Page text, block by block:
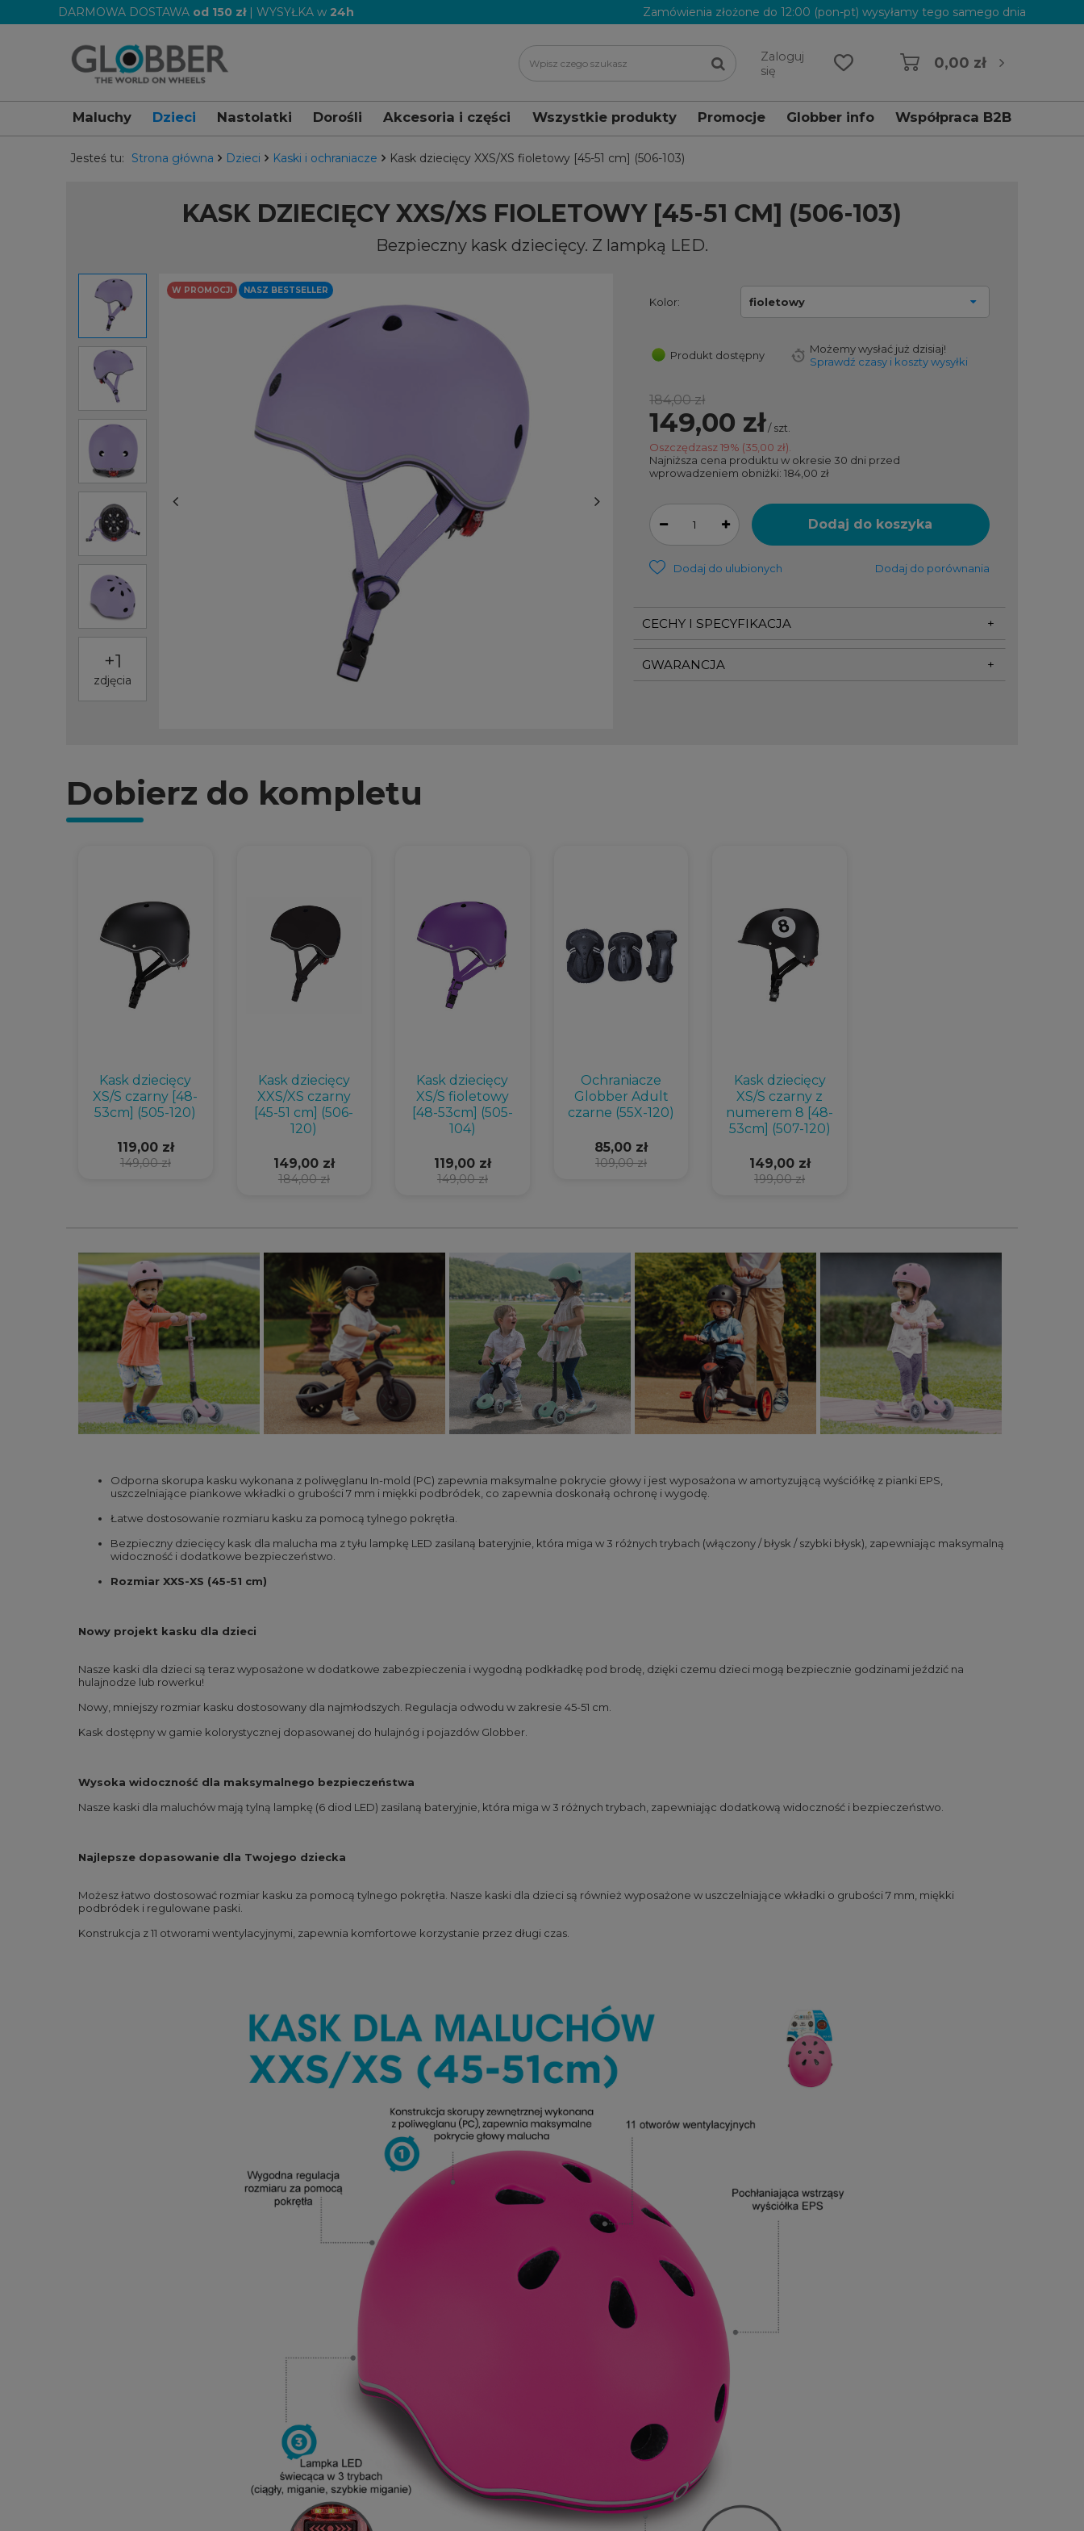
DARMOWA DOSTAWA od 150 zł| WYSYŁKA w 24h Zamówienia złożone do 12:00 (pon-pt) wysyłamy tego samego dnia
Zaloguj
się
0,00 zł
Maluchy Dzieci Nastolatki Dorośli Akcesoria i części Wszystkie produkty Promocje Globber info Współpraca B2B
Jesteś tu: Strona główna Dzieci Kaski i ochraniacze Kask dziecięcy XXS/XS fioletowy [45-51 cm] (506-103)
KASK DZIECIĘCY XXS/XS FIOLETOWY [45-51 CM] (506-103)
Bezpieczny kask dziecięcy. Z lampką LED.
+1
zdjęcia
W PROMOCJI NASZ BESTSELLER
Kolor: fioletowy
Produkt dostępny Możemy wysłać już dzisiaj!
Sprawdź czasy i koszty wysyłki
184,00 zł
149,00 zł/szt.
Oszczędzasz19% (35,00 zł).
Najniższa cena produktu w okresie 30 dni przed
wprowadzeniem obniżki:184,00 zł
Dodaj do koszyka
Dodaj do ulubionych Dodaj do porównania
CECHY I SPECYFIKACJA
GWARANCJA
Dobierz do kompletu
Kask dziecięcy
XS/S czarny [48-
53cm] (505-120)
149,00 zł
119,00 zł
Kask dziecięcy
XXS/XS czarny
[45-51 cm] (506-
120)
184,00 zł
149,00 zł
Kask dziecięcy
XS/S fioletowy
[48-53cm] (505-
104)
149,00 zł
119,00 zł
Ochraniacze
Globber Adult
czarne (55X-120)
109,00 zł
85,00 zł
Kask dziecięcy
XS/S czarny z
numerem 8 [48-
53cm] (507-120)
199,00 zł
149,00 zł
Odporna skorupa kasku wykonana z poliwęglanu In-mold (PC) zapewnia maksymalne pokrycie głowy i jest wyposażona w amortyzującą wyściółkę z pianki EPS,
uszczelniające piankowe wkładki o grubości 7 mm i miękki podbródek, co zapewnia doskonałą ochronę i wygodę.
Łatwe dostosowanie rozmiaru kasku za pomocą tylnego pokrętła.
Bezpieczny dziecięcy kask dla malucha ma z tyłu lampkę LED zasilaną bateryjnie, która miga w 3 różnych trybach (włączony / błysk / szybki błysk), zapewniając maksymalną
widoczność i dodatkowe bezpieczeństwo.
Rozmiar XXS-XS (45-51 cm)
Nowy projekt kasku dla dzieci
Nasze kaski dla dzieci są teraz wyposażone w dodatkowe zabezpieczenia i wygodną podkładkę pod brodę, dzięki czemu dzieci mogą bezpiecznie godzinami jeździć na
hulajnodze lub rowerku!
Nowy, mniejszy rozmiar kasku dostosowany dla najmłodszych. Regulacja odwodu w zakresie 45-51 cm.
Kask dostępny w gamie kolorystycznej dopasowanej do hulajnóg i pojazdów Globber.
Wysoka widoczność dla maksymalnego bezpieczeństwa
Nasze kaski dla maluchów mają tylną lampkę (6 diod LED) zasilaną bateryjnie, która miga w 3 różnych trybach, zapewniając dodatkową widoczność i bezpieczeństwo.
Najlepsze dopasowanie dla Twojego dziecka
Możesz łatwo dostosować rozmiar kasku za pomocą tylnego pokrętła. Nasze kaski dla dzieci są również wyposażone w uszczelniające wkładki o grubości 7 mm, miękki
podbródek i regulowane paski.
Konstrukcja z 11 otworami wentylacyjnymi, zapewnia komfortowe korzystanie przez długi czas.